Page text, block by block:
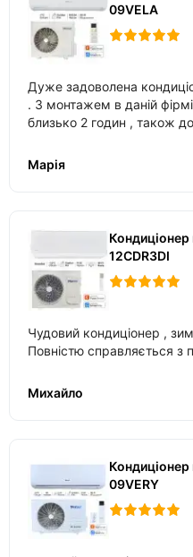
09VELA
Дуже задоволена
. З монтажем в даній фірмі , встановлення зайняло
близько 2 годин , також допомогли налаштувати
Марія
Кондиціонер
12CDR3DI
Чудовий кондиціонер ,
Повністю
Михайло
Кондиціонер
09VERY